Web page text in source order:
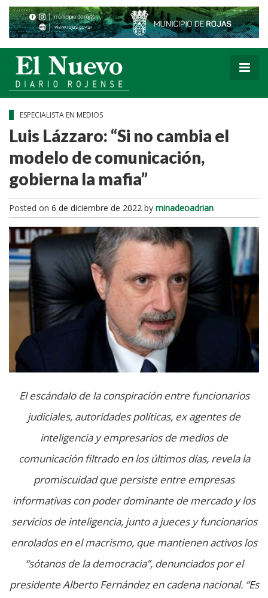
ESPECIALISTA EN MEDIOS
Luis Lázzaro: “Si no cambia el
modelo de comunicación,
gobierna la mafia”
Posted on 6 de diciembre de 2022 by minadeoadrian
El escándalo de la conspiración entre funcionarios
judiciales, autoridades políticas, ex agentes de
inteligencia y empresarios de medios de
comunicación filtrado en los últimos días, revela la
promiscuidad que persiste entre empresas
informativas con poder dominante de mercado y los
servicios de inteligencia, junto a jueces y funcionarios
enrolados en el macrismo, que mantienen activos los
“sótanos de la democracia”, denunciados por el
presidente Alberto Fernández en cadena nacional. “Es